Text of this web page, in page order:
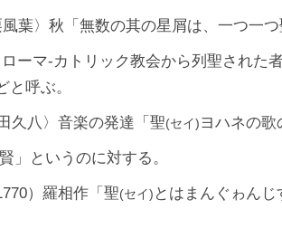
葉〉秋「無数の其の星屑は、一つ一
ーマ‐カトリック教会から列聖された
呼ぶ。
久八〉音楽の発達「聖(セイ)ヨハネの歌
」というのに対する。
）羅相作「聖(セイ) とはまんぐゎんじ